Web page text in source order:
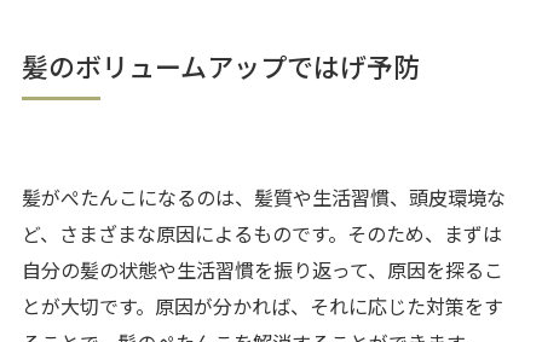
髪のボリュームアップではげ予防
髪がぺたんこになるのは、髪質や生活習慣、頭皮環境な
ど、さまざまな原因によるものです。そのため、まずは
自分の髪の状態や生活習慣を振り返って、原因を探るこ
とが大切です。原因が分かれば、それに応じた対策をす